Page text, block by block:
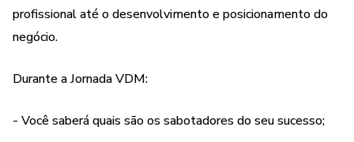
o mundo com as ferramentas certas.
PS. O que determina o sucesso da sua Jornada, é o seu
preparar para ele.
profissional até o desenvolvimento e posicionamento do
negócio.
Durante a Jornada VDM:
- Você saberá quais são os sabotadores do seu sucesso;